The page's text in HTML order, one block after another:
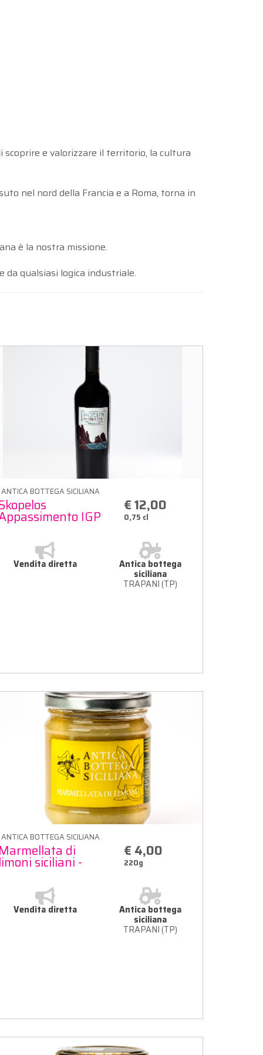
scoprire e valorizzare il territorio, la cultura
nel nord della Francia e a Roma, torna in
è la nostra missione.
qualsiasi logica industriale.
ANTICA BOTTEGA SICILIANA
IGP
€ 12,00
0,75 cl
Vendita diretta Antica bottega
siciliana
TRAPANI (TP)
ANTICA BOTTEGA SICILIANA
Marmellata di
limoni siciliani -
€ 4,00
220g
Vendita diretta Antica bottega
siciliana
TRAPANI (TP)